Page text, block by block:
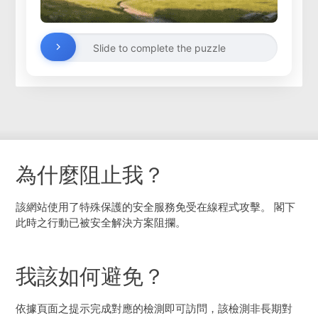
Slide to complete the puzzle
為什麼阻止我？
該網站使用了特殊保護的安全服務免受在線程式攻擊。 閣下
此時之行動已被安全解決方案阻攔。
我該如何避免？
依據頁面之提示完成對應的檢測即可訪問，該檢測非長期對